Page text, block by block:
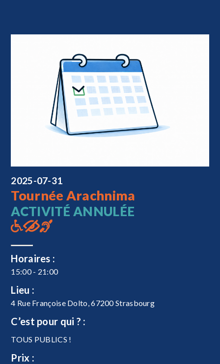
2025-07-31
Tournée Arachnima
ACTIVITÉ ANNULÉE
Horaires :
15:00 - 21:00
Lieu :
4 Rue Françoise Dolto, 67200 Strasbourg
C’est pour qui ? :
TOUS PUBLICS !
Prix :